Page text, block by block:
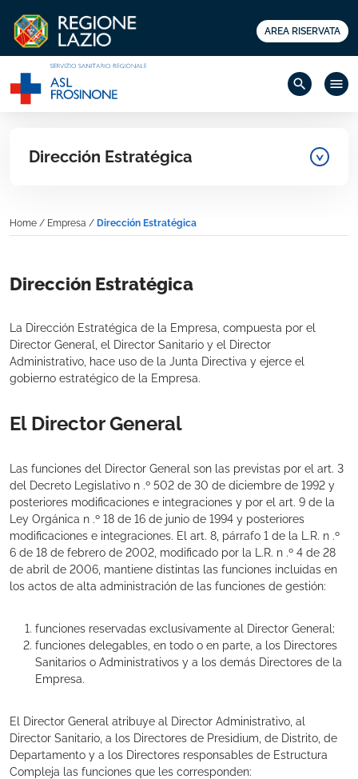
AREA RISERVATA
search menu
Dirección Estratégica
Home / Empresa / Dirección Estratégica
Dirección Estratégica
La Dirección Estratégica de la Empresa, compuesta por el
Director General, el Director Sanitario y el Director
Administrativo, hace uso de la Junta Directiva y ejerce el
gobierno estratégico de la Empresa.
El Director General
Las funciones del Director General son las previstas por el art. 3
del Decreto Legislativo n .º 502 de 30 de diciembre de 1992 y
posteriores modificaciones e integraciones y por el art. 9 de la
Ley Orgánica n .º 18 de 16 de junio de 1994 y posteriores
modificaciones e integraciones. El art. 8, párrafo 1 de la L.R. n .º
6 de 18 de febrero de 2002, modificado por la L.R. n .º 4 de 28
de abril de 2006, mantiene distintas las funciones incluidas en
los actos de alta administración de las funciones de gestión:
funciones reservadas exclusivamente al Director General;
funciones delegables, en todo o en parte, a los Directores
Sanitarios o Administrativos y a los demás Directores de la
Empresa.
El Director General atribuye al Director Administrativo, al
Director Sanitario, a los Directores de Presidium, de Distrito, de
Departamento y a los Directores responsables de Estructura
Compleja las funciones que les corresponden: